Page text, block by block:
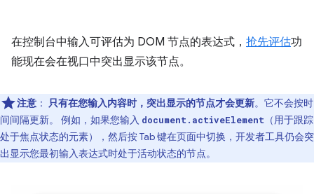
在控制台中输入可评估为 DOM 节点的表达式， 抢先评估功
能现在会在视口中突出显示该节点。
注意 ： 只有在您输入内容时，突出显示的节点才会更新。它不会按时
间间隔更新。 例如，如果您输入 document.activeElement
（用于跟踪
处于焦点状态的元素），然后按 Tab 键在页面中切换，开发者工具仍会突
出显示您最初输入表达式时处于活动状态的节点。